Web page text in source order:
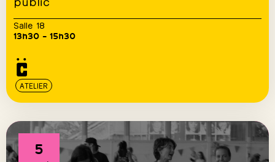
Salle 18
13h30 – 15h30
ATELIER
5